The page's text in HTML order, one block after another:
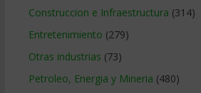
Construccion e Infraestructura (314)
Entretenimiento (279)
Otras industrias (73)
Petroleo, Energia y Mineria (480)